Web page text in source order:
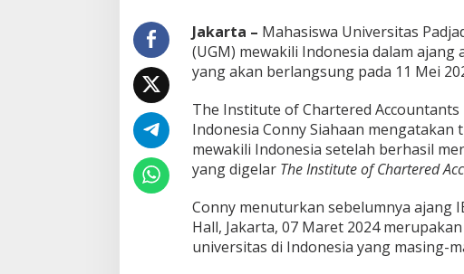
Jakarta – Mahasiswa Universitas
(UGM) mewakili Indonesia dalam ajang
yang akan berlangsung pada 11 Mei
The Institute of Chartered Accountants
Indonesia Conny Siahaan
mewakili Indonesia setelah berhasil
yang digelar The Institute of Chartered
Conny menuturkan sebelumnya ajang
Hall, Jakarta, 07 Maret 2024
universitas di Indonesia yang masing-